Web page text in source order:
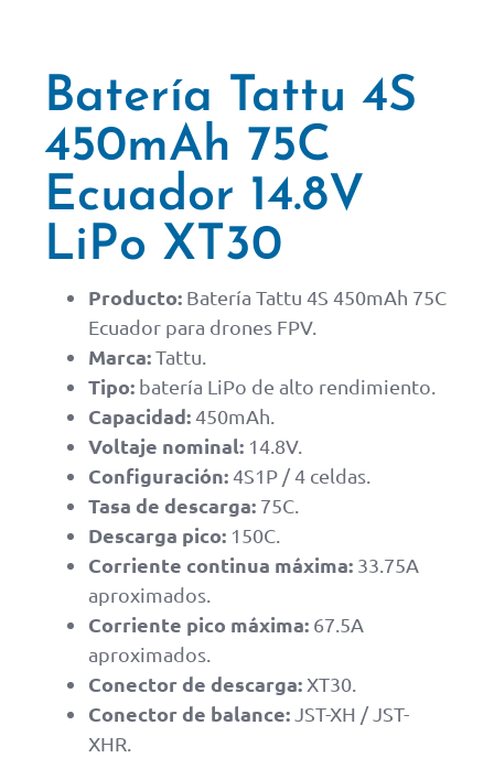
Batería Tattu 4S
450mAh 75C
Ecuador 14.8V
LiPo XT30
Producto: Batería Tattu 4S 450mAh 75C
Ecuador para drones FPV.
Marca:Tattu.
Tipo: batería LiPo de alto rendimiento.
Capacidad:450mAh.
Voltaje nominal: 14.8V.
Configuración:4S1P / 4 celdas.
Tasa de descarga: 75C.
Descarga pico: 150C.
Corriente continua máxima: 33.75A
aproximados.
Corriente pico máxima: 67.5A
aproximados.
Conector de descarga: XT30.
Conector de balance: JST-XH / JST-
XHR.